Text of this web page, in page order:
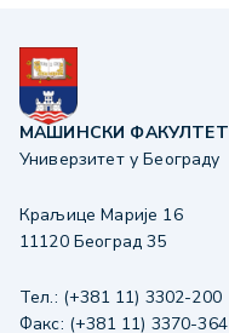
МАШИНСКИ ФАКУЛТЕТ
Универзитет у Београду
Краљице Марије 16
11120 Београд 35
Тел.: (+381 11) 3302-200
Факс: (+381 11) 3370-364